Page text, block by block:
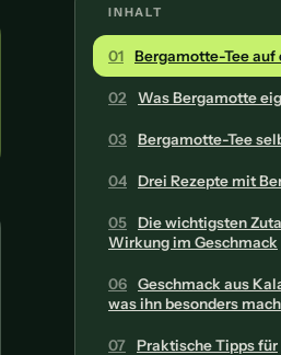
INHALT
01 Bergamotte-Tee auf
02 Was Bergamotte
03 Bergamotte-Tee
04 Drei Rezepte mit
05
Die wichtigsten
Wirkung im Geschmack
06
Geschmack aus
was ihn besonders
07
Praktische Tipps für